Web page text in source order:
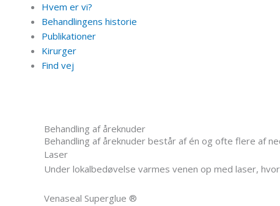
Hvem er vi?
Behandlingens historie
Publikationer
Kirurger
Find vej
Behandling af åreknuder
Behandling af åreknuder består af én og ofte flere af
Laser
Under lokalbedøvelse varmes venen op med laser,
Venaseal Superglue ®